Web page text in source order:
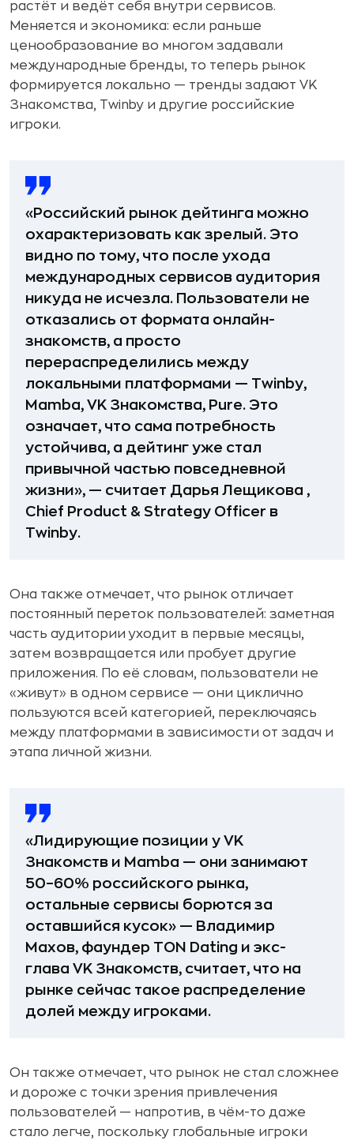
растёт и ведёт себя внутри сервисов.
Меняется и экономика: если раньше
ценообразование во многом задавали
международные бренды, то теперь рынок
формируется локально — тренды задают VK
Знакомства, Twinby и другие российские
игроки.
«Российский рынок дейтинга можно
охарактеризовать как зрелый. Это
видно по тому, что после ухода
международных сервисов аудитория
никуда не исчезла. Пользователи не
отказались от формата онлайн-
знакомств, а просто
перераспределились между
локальными платформами — Twinby,
Mamba, VK Знакомства, Pure. Это
означает, что сама потребность
устойчива, а дейтинг уже стал
привычной частью повседневной
жизни», — считает Дарья Лещикова ,
Chief Product & Strategy Officer в
Twinby.
Она также отмечает, что рынок отличает
постоянный переток пользователей: заметная
часть аудитории уходит в первые месяцы,
затем возвращается или пробует другие
приложения. По её словам, пользователи не
«живут» в одном сервисе — они циклично
пользуются всей категорией, переключаясь
между платформами в зависимости от задач и
этапа личной жизни.
«Лидирующие позиции у VK
Знакомств и Mamba — они занимают
50–60% российского рынка,
остальные сервисы борются за
оставшийся кусок» — Владимир
Махов, фаундер TON Dating и экс-
глава VK Знакомств, считает, что на
рынке сейчас такое распределение
долей между игроками.
Он также отмечает, что рынок не стал сложнее
и дороже с точки зрения привлечения
пользователей — напротив, в чём-то даже
стало легче, поскольку глобальные игроки